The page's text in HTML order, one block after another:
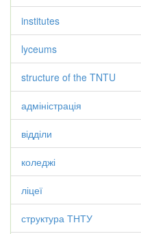
institutes
lyceums
structure of the TNTU
адміністрація
відділи
коледжі
ліцеї
структура ТНТУ